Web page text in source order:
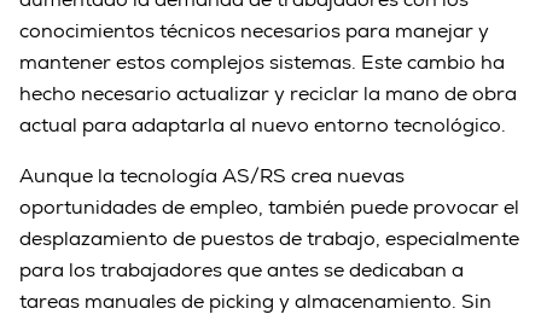
conocimientos técnicos necesarios para manejar y
mantener estos complejos sistemas. Este cambio ha
hecho necesario actualizar y reciclar la mano de obra
actual para adaptarla al nuevo entorno tecnológico.
Aunque la tecnología AS/RS crea nuevas
oportunidades de empleo, también puede provocar el
desplazamiento de puestos de trabajo, especialmente
para los trabajadores que antes se dedicaban a
tareas manuales de picking y almacenamiento. Sin